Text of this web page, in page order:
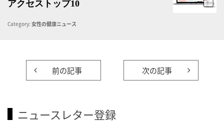
アクセストップ10
Category: 女性の健康ニュース
前の記事 次の記事
ニュースレター登録